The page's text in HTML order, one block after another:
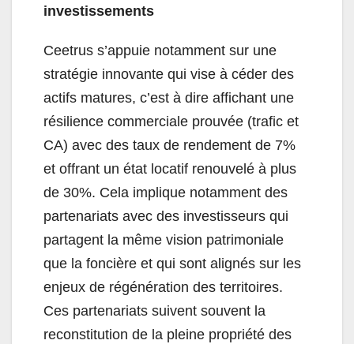
investissements
Ceetrus s’appuie notamment sur une
stratégie innovante qui vise à céder des
actifs matures, c’est à dire affichant une
résilience commerciale prouvée (trafic et
CA) avec des taux de rendement de 7%
et offrant un état locatif renouvelé à plus
de 30%. Cela implique notamment des
partenariats avec des investisseurs qui
partagent la même vision patrimoniale
que la foncière et qui sont alignés sur les
enjeux de régénération des territoires.
Ces partenariats suivent souvent la
reconstitution de la pleine propriété des